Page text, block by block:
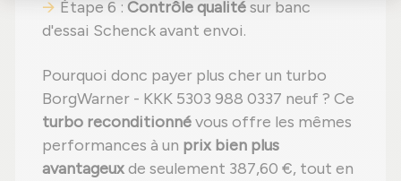
Étape 6 : Contrôle qualitésur banc
d'essai Schenck avant envoi.
Pourquoi donc payer plus cher un turbo
BorgWarner - KKK 5303 988 0337 neuf ? Ce
turbo reconditionnévous offre les mêmes
performances à un prix bien plus
avantageuxde seulement 387,60 €, tout en